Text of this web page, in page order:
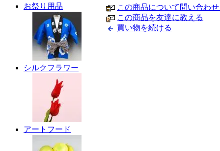
お祭り用品
シルクフラワー
アートフード
この商品について問い合わ
この商品を友達に教える
買い物を続ける